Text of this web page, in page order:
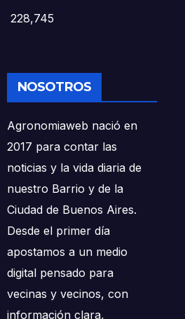
228,745
NOSOTROS
Agronomiaweb nació en
2017 para contar las
noticias y la vida diaria de
nuestro Barrio y de la
Ciudad de Buenos Aires.
Desde el primer día
apostamos a un medio
digital pensado para
vecinas y vecinos, con
información clara,